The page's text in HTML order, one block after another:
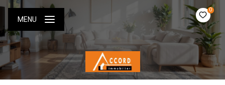
0
MENU